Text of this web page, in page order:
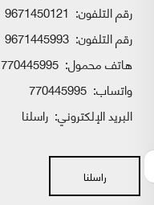
رقم التلفون: 9671450121
رقم التلفون: 9671445993
هاتف محمول: 770445995
واتساب:
البريد الإلكتروني: راسلنا
راسلنا